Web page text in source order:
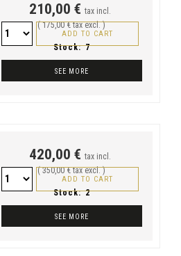
210,00 € tax incl.
( 175,00 € tax excl. )
Stock: 7
ADD TO CART
SEE MORE
420,00 € tax incl.
( 350,00 € tax excl. )
Stock: 2
ADD TO CART
SEE MORE